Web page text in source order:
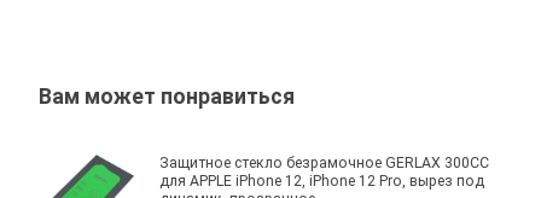
Вам может понравиться
Защитное стекло безрамочное GERLAX 300CC
для APPLE iPhone 12, iPhone 12 Pro, вырез под